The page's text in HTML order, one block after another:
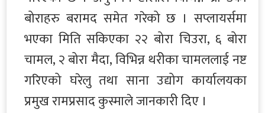
बोराहरु बरामद समेत गरेको छ । सप्लायर्समा
भएका मिति सकिएका २२ बोरा चिउरा, ६ बोरा
चामल, २ बोरा मैदा, विभिन्न थरीका चामललाई नष्ट
गरिएको घरेलु तथा साना उद्योग कार्यालयका
प्रमुख रामप्रसाद कुस्माले जानकारी दिए ।